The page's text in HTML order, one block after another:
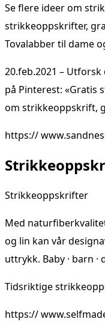
Se flere ideer om
strikkeoppskrifter,
Tovalabber til dame
20.feb.2021 –
på Pinterest: «Gratis
om strikkeoppskrift,
https://
Strikkeoppskrifter
Med
og lin kan vår
uttrykk. Baby · barn ·
Tidsriktige
https://